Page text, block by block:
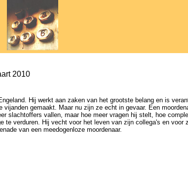
2010
Hij werkt aan zaken van het grootste belang en is
gemaakt. Maar nu zijn ze echt in gevaar. Een
slachtoffers vallen, maar hoe meer vragen hij stelt, hoe
verduren. Hij vecht voor het leven van zijn collega's en voor
van een meedogenloze moordenaar.